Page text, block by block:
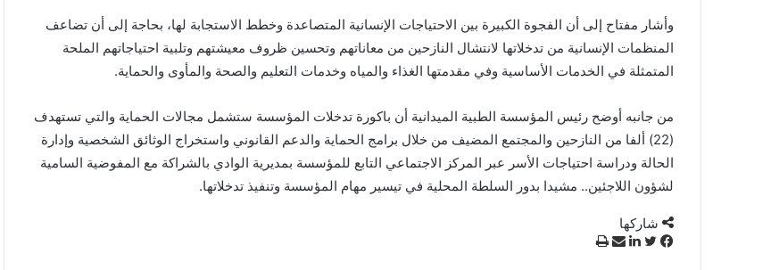
وأشار مفتاح إلى أن الفجوة الكبيرة بين الاحتياجات الإنسانية المتصاعدة وخطط الاستجابة لها، بحاجة إلى أن تضاعف
المنظمات الإنسانية من تدخلاتها لانتشال النازحين من معاناتهم وتحسين ظروف معيشتهم وتلبية احتياجاتهم الملحة
المتمثلة في الخدمات الأساسية وفي مقدمتها الغذاء والمياه وخدمات التعليم والصحة والمأوى والحماية.
من جانبه أوضح رئيس المؤسسة الطبية الميدانية أن باكورة تدخلات المؤسسة ستشمل مجالات الحماية والتي تستهدف
(22) ألفا من النازحين والمجتمع المضيف من خلال برامج الحماية والدعم القانوني واستخراج الوثائق الشخصية وإدارة
الحالة ودراسة احتياجات الأسر عبر المركز الاجتماعي التابع للمؤسسة بمديرية الوادي بالشراكة مع المفوضية السامية
لشؤون اللاجئين.. مشيدا بدور السلطة المحلية في تيسير مهام المؤسسة وتنفيذ تدخلاتها.
شاركها
ف ت
ل
م ط